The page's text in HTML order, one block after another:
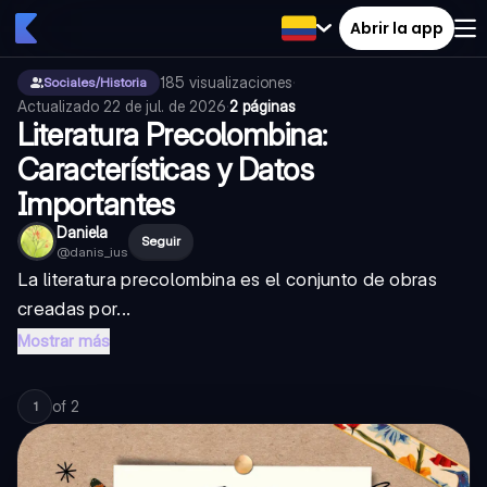
Abrir la app
Sociales/Historia 185 visualizaciones·
Actualizado 22 de jul. de 2026·2 páginas
Literatura Precolombina:
Características y Datos
Importantes
Daniela
@danis_ius
Seguir
La literatura precolombina es el conjunto de obras
creadas por...
Mostrar más
1 of 2